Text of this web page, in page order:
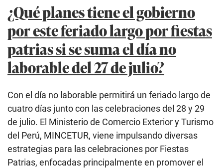
¿Qué planes tiene el gobierno
por este feriado largo por fiestas
patrias si se suma el día no
laborable del 27 de julio?
Con el día no laborable permitirá un feriado largo de
cuatro días junto con las celebraciones del 28 y 29
de julio. El Ministerio de Comercio Exterior y Turismo
del Perú, MINCETUR, viene impulsando diversas
estrategias para las celebraciones por Fiestas
Patrias, enfocadas principalmente en promover el